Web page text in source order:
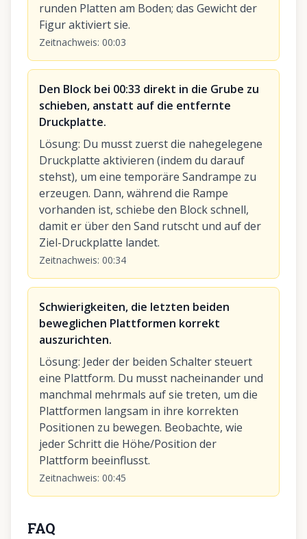
runden Platten am Boden; das Gewicht der
Figur aktiviert sie.
Zeitnachweis: 00:03
Den Block bei 00:33 direkt in die Grube zu
schieben, anstatt auf die entfernte
Druckplatte.
Lösung: Du musst zuerst die nahegelegene
Druckplatte aktivieren (indem du darauf
stehst), um eine temporäre Sandrampe zu
erzeugen. Dann, während die Rampe
vorhanden ist, schiebe den Block schnell,
damit er über den Sand rutscht und auf der
Ziel-Druckplatte landet.
Zeitnachweis: 00:34
Schwierigkeiten, die letzten beiden
beweglichen Plattformen korrekt
auszurichten.
Lösung: Jeder der beiden Schalter steuert
eine Plattform. Du musst nacheinander und
manchmal mehrmals auf sie treten, um die
Plattformen langsam in ihre korrekten
Positionen zu bewegen. Beobachte, wie
jeder Schritt die Höhe/Position der
Plattform beeinflusst.
Zeitnachweis: 00:45
FAQ